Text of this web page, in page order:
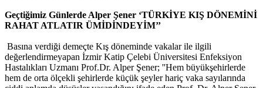
Geçtiğimiz Günlerde Alper Şener ‘TÜRKİYE KIŞ DÖNEMİNİ
RAHAT ATLATIR ÜMİDİNDEYİM’’
Basına verdiği demeçte Kış döneminde vakalar ile ilgili
değerlendirmeyapan İzmir Katip Çelebi Üniversitesi Enfeksiyon
Hastalıkları Uzmanı Prof.Dr. Alper Şener; ''Hem büyükşehirlerde
hem de orta ölçekli şehirlerde küçük şeyler hariç vaka sayılarında